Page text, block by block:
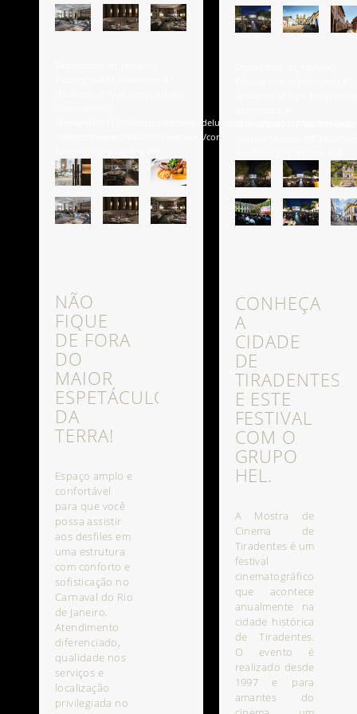
/home/u480117760/domains/hoteisdeluxobrasil.com.br/public_html/wp-
content/themes/WDAAG/framework/core-
NÃO
FIQUE
DE FORA
DO
MAIOR
ESPETÁCULO
DA
TERRA!
Espaço amplo e
confortável
para que você
possa assistir
aos desfiles em
uma estrutura
com conforto e
sofisticação no
Carnaval do Rio
de Janeiro.
Atendimento
diferenciado,
qualidade nos
serviços e
localização
privilegiada no
CONHEÇA
A
CIDADE
DE
TIRADENTES
E ESTE
FESTIVAL
COM O
GRUPO
HEL.
A Mostra de
Cinema de
Tiradentes é um
festival
cinematográfico
que acontece
anualmente na
cidade histórica
de Tiradentes.
O evento é
realizado desde
1997 e para
amantes do